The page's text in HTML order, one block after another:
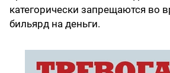
категорически запрещаются во
бильярд на деньги.